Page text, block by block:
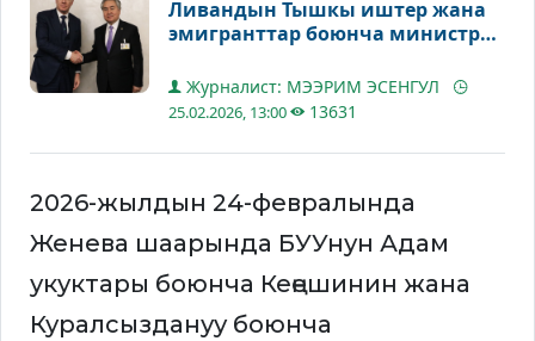
Ливандын Тышкы иштер жана
эмигранттар боюнча министри
Журналист: МЭЭРИМ ЭСЕНГУЛ
25.02.2026, 13:00 13631
2026-жылдын 24-февралында
Женева шаарында БУУнун Адам
укуктары боюнча Кеңешинин жана
Куралсыздануу боюнча